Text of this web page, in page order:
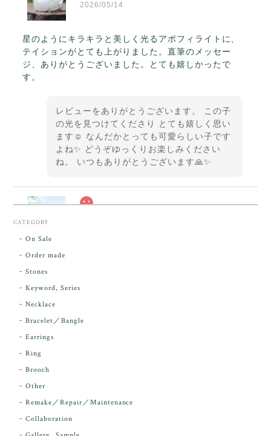
2026/05/14
星のようにキラキラと美しく光るアポフィライトに、
テイションがとても上がりました。直筆のメッセー
ジ、ありがとうございました。とても嬉しかったで
す。
レビューをありがとうございます。 この子
の光を見つけてくださり とても嬉しく思い
ます☺️ なんだかとっても可愛らしい子です
よね✨ どうぞゆっくりお楽しみください
ね。 いつもありがとうございます🙏✨
ンダラで感動しました。素敵な箱と和紙で石を包んで
下さり、ありがとうございました。
レビューをありがとうございます。 実物を
こそ この度は誠にありがとうございまし
CATEGORY
On Sale
Order made
Stones
Keyword, Series
Necklace
Bracelet／Bangle
Earrings
Ring
Brooch
Other
Remake／Repair／Maintenance
Collaboration